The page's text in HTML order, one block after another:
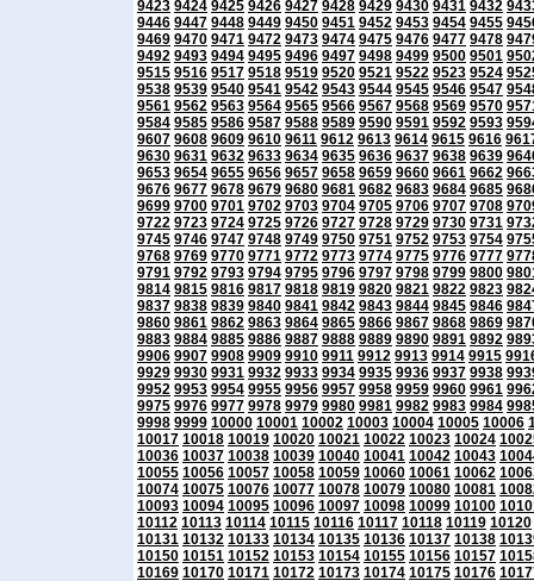
9423 9424 9425 9426 9427 9428 9429 9430 9431 9432
9446 9447 9448 9449 9450 9451 9452 9453 9454 9455
9469 9470 9471 9472 9473 9474 9475 9476 9477 9478
9492 9493 9494 9495 9496 9497 9498 9499 9500 9501
9515 9516 9517 9518 9519 9520 9521 9522 9523 9524
9538 9539 9540 9541 9542 9543 9544 9545 9546 9547
9561 9562 9563 9564 9565 9566 9567 9568 9569 9570
9584 9585 9586 9587 9588 9589 9590 9591 9592 9593
9607 9608 9609 9610 9611 9612 9613 9614 9615 9616
9630 9631 9632 9633 9634 9635 9636 9637 9638 9639
9653 9654 9655 9656 9657 9658 9659 9660 9661 9662
9676 9677 9678 9679 9680 9681 9682 9683 9684 9685
9699 9700 9701 9702 9703 9704 9705 9706 9707 9708
9722 9723 9724 9725 9726 9727 9728 9729 9730 9731
9745 9746 9747 9748 9749 9750 9751 9752 9753 9754
9768 9769 9770 9771 9772 9773 9774 9775 9776 9777
9791 9792 9793 9794 9795 9796 9797 9798 9799 9800
9814 9815 9816 9817 9818 9819 9820 9821 9822 9823
9837 9838 9839 9840 9841 9842 9843 9844 9845 9846
9860 9861 9862 9863 9864 9865 9866 9867 9868 9869
9883 9884 9885 9886 9887 9888 9889 9890 9891 9892
9906 9907 9908 9909 9910 9911 9912 9913 9914 9915
9929 9930 9931 9932 9933 9934 9935 9936 9937 9938
9952 9953 9954 9955 9956 9957 9958 9959 9960 9961
9975 9976 9977 9978 9979 9980 9981 9982 9983 9984
9998 9999 10000 10001 10002 10003 10004 10005 10006
10017 10018 10019 10020 10021 10022 10023 10024
10036 10037 10038 10039 10040 10041 10042 10043
10055 10056 10057 10058 10059 10060 10061 10062
10074 10075 10076 10077 10078 10079 10080 10081
10093 10094 10095 10096 10097 10098 10099 10100
10112 10113 10114 10115 10116 10117 10118 10119 10120
10131 10132 10133 10134 10135 10136 10137 10138
10150 10151 10152 10153 10154 10155 10156 10157
10169 10170 10171 10172 10173 10174 10175 10176